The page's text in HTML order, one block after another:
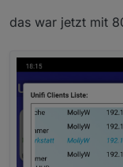
das war jetzt mit